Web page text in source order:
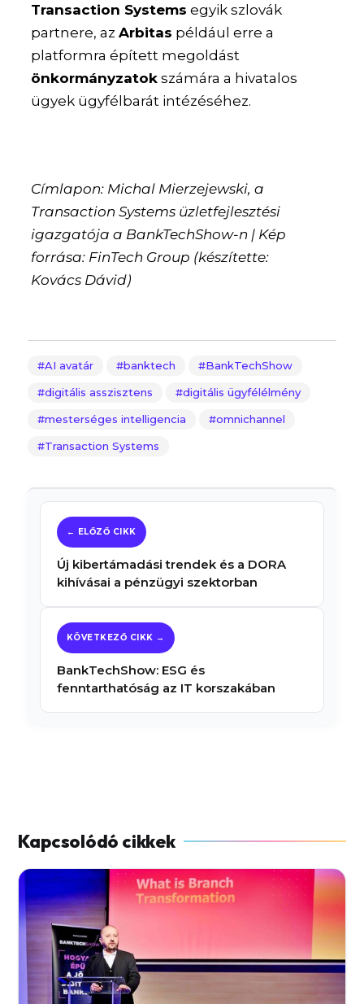
Transaction Systems egyik szlovák
partnere, azArbitas például erre a
platformra épített megoldást
önkormányzatok számára a hivatalos
ügyek ügyfélbarát intézéséhez.
Címlapon: Michal Mierzejewski, a
Transaction Systems üzletfejlesztési
igazgatója a BankTechShow-n | Kép
forrása: FinTech Group (készítette:
Kovács Dávid)
AI avatár banktech BankTechShow
digitális asszisztens digitális ügyfélélmény
mesterséges intelligencia omnichannel
Transaction Systems
Új kibertámadási trendek és a DORA
kihívásai a pénzügyi szektorban
BankTechShow: ESG és
fenntarthatóság az IT korszakában